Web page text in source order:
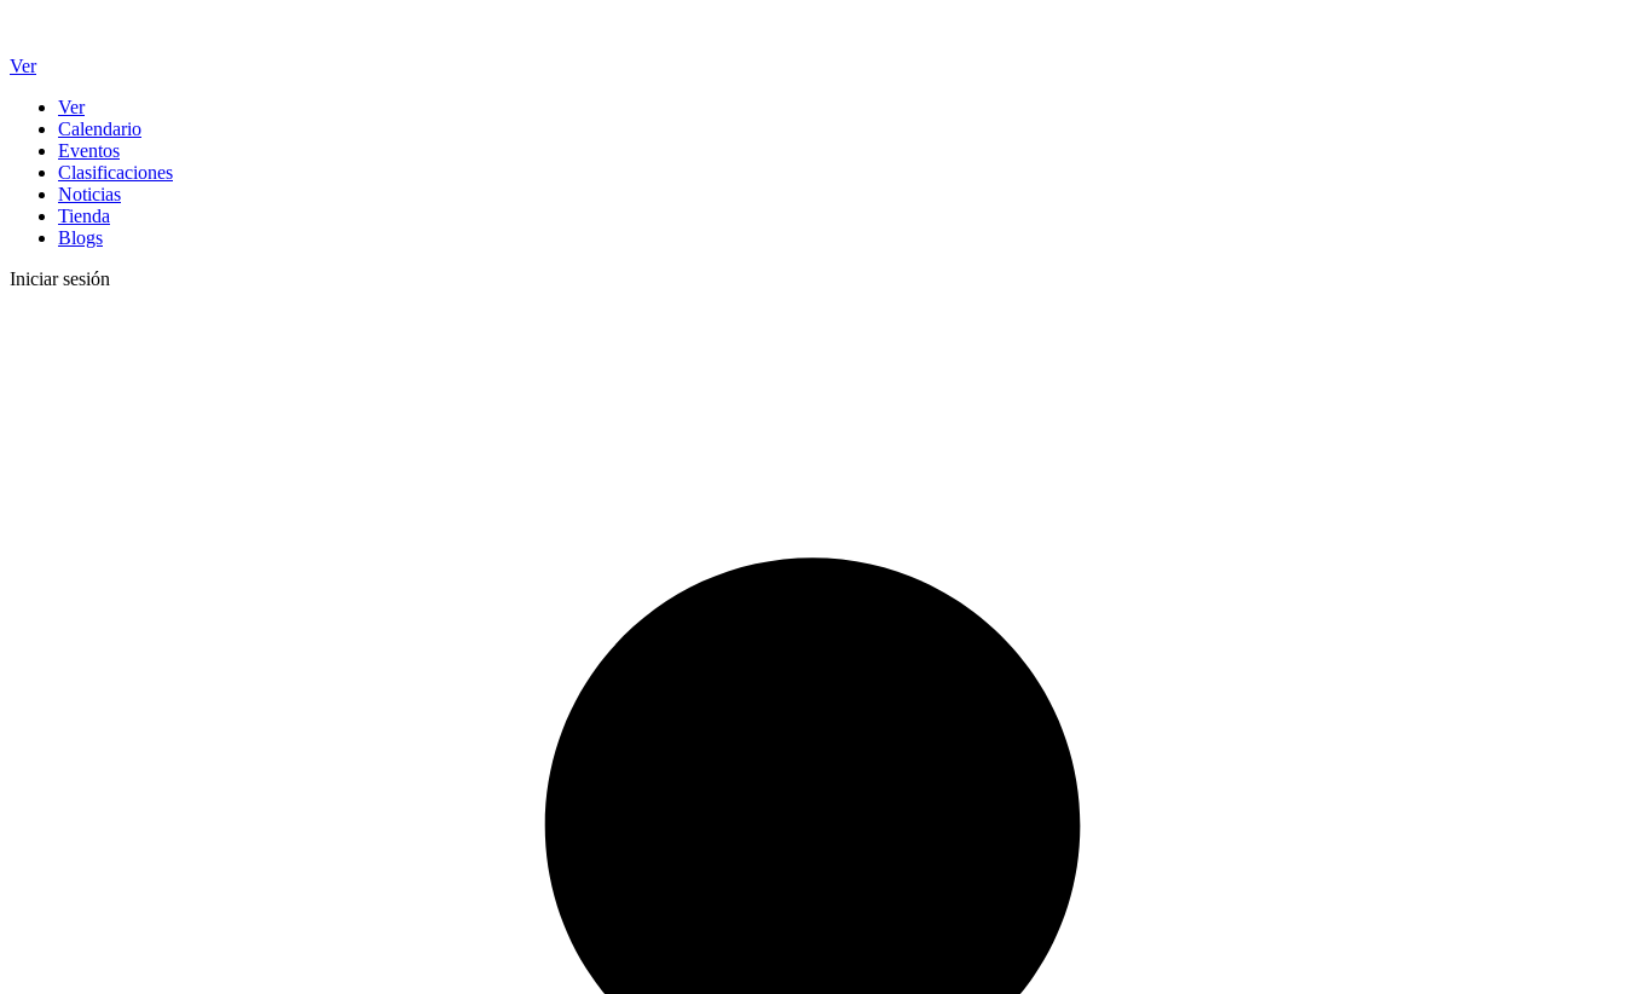
Ver
Ver
Calendario
Eventos
Clasificaciones
Noticias
Tienda
Blogs
Iniciar sesión